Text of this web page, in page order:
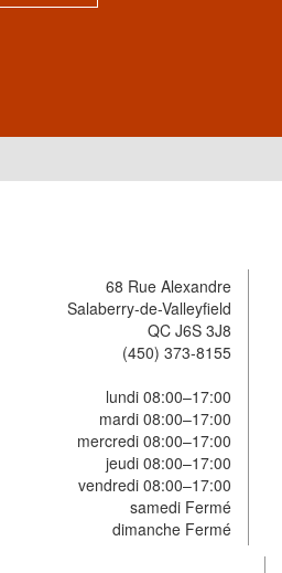
68 Rue Alexandre
Salaberry-de-Valleyfield
QC J6S 3J8
(450) 373-8155
lundi 08:00–17:00
mardi 08:00–17:00
mercredi 08:00–17:00
jeudi 08:00–17:00
vendredi 08:00–17:00
samedi Fermé
dimanche Fermé